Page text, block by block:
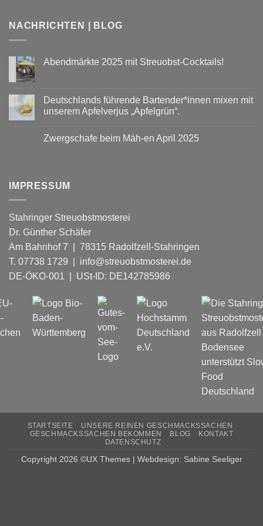
NACHRICHTEN | BLOG
Abendmärkte 2025 mit Streuobst-Cocktails!
Abendmärkte
2025
mit
Deutschlands führende Bartender*innen mixen mit
unserem Apfelverjus „Apfelgrün“.
zu
Deutschlands
unserem
Apfelverjus
Zwergschafe beim Mäh-en April 2025
Mäh-
IMPRESSUM
Stahringer Streuobstmosterei
Dr. Günther Schäfer
Am Bahnhof 7 | 78315 Radolfzell-Stahringen
T. 07738 1729 | info@streuobstmosterei.de
DE-ÖKO-001 | USt-ID: DE142785986
STARTSEITE
UNSERE REINEN GESCHMACKSSACHEN
GESCHMACKSSACHEN BEKOMMEN
BLOG
KONTAKT
DATENSCHUTZ
Copyright 2026 ©UX Themes | Webdesign: Sabine Seeliger